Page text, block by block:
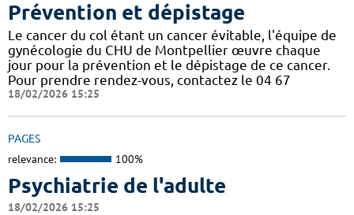
Prévention et dépistage
Le cancer du col étant un cancer évitable, l'équipe de
gynécologie du CHU de Montpellier œuvre chaque
jour pour la prévention et le dépistage de ce cancer.
Pour prendre rendez-vous, contactez le 04 67
18/02/2026 15:25
PAGES
relevance: 100%
Psychiatrie de l'adulte
18/02/2026 15:25